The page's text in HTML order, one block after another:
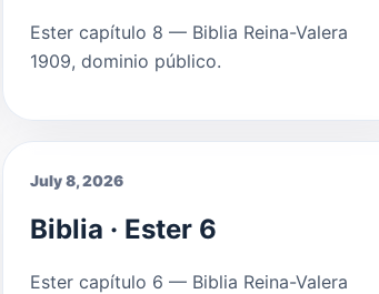
Ester capítulo 8 — Biblia Reina-Valera
1909, dominio público.
July 8, 2026
Biblia · Ester 6
Ester capítulo 6 — Biblia Reina-Valera